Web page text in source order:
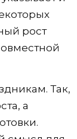
рост
Так,
а